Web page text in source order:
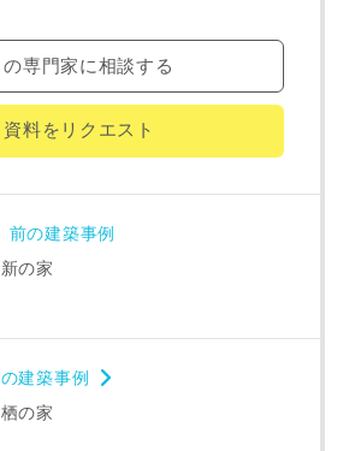
の専門家に相談する
資料をリクエスト
前の建築事例
の家
建築事例
の家
資料の送付が遅くなったり、送付でき
あらかじめご了承ください。
閉じる